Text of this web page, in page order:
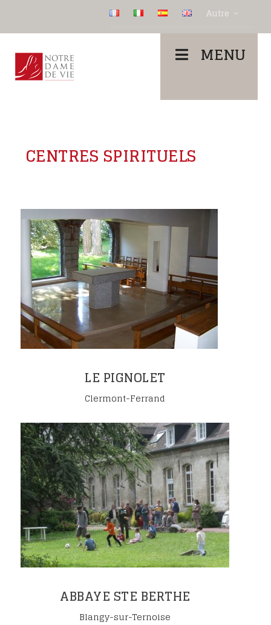
Autre
MENU
CENTRES SPIRITUELS
LE PIGNOLET
Clermont-Ferrand
ABBAYE STE BERTHE
Blangy-sur-Ternoise